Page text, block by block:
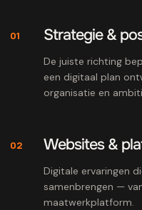
01 Strategie &
De juiste richting
een digitaal plan
organisatie en
02 Websites &
Digitale ervaringen
samenbrengen —
maatwerkplatform.